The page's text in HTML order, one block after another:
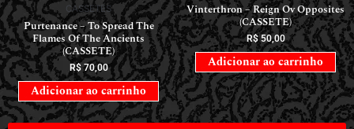
CASSETES
Purtenance – To Spread The
Flames Of The Ancients
(CASSETE)
R$70,00
Adicionar ao carrinho
Vinterthron – Reign Ov Opposites
(CASSETE)
R$50,00
Adicionar ao carrinho